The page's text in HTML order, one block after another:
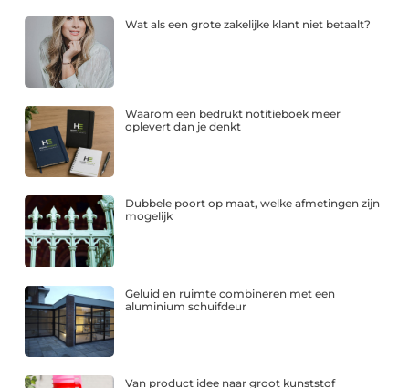
Wat als een grote zakelijke klant niet betaalt?
Waarom een bedrukt notitieboek meer
oplevert dan je denkt
Dubbele poort op maat, welke afmetingen zijn
mogelijk
Geluid en ruimte combineren met een
aluminium schuifdeur
Van product idee naar groot kunststof